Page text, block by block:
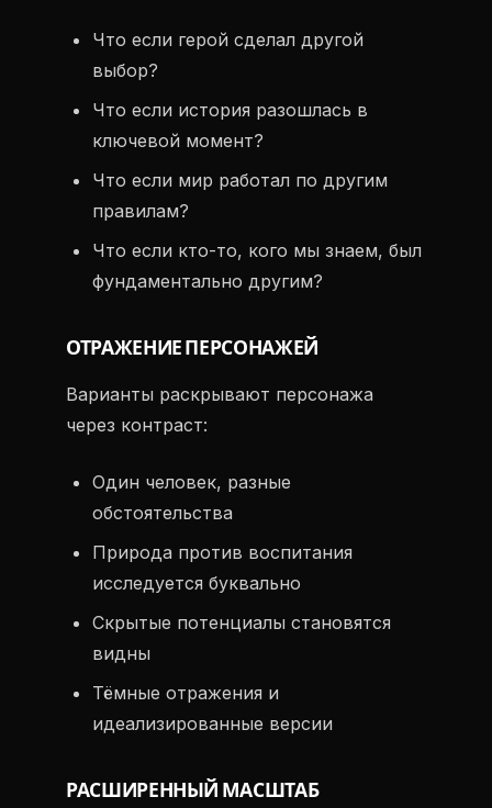
Что если герой сделал другой
выбор?
Что если история разошлась в
ключевой момент?
Что если мир работал по другим
правилам?
Что если кто-то, кого мы знаем, был
фундаментально другим?
ОТРАЖЕНИЕ ПЕРСОНАЖЕЙ
Варианты раскрывают персонажа
через контраст:
Один человек, разные
обстоятельства
Природа против воспитания
исследуется буквально
Скрытые потенциалы становятся
видны
Тёмные отражения и
идеализированные версии
РАСШИРЕННЫЙ МАСШТАБ